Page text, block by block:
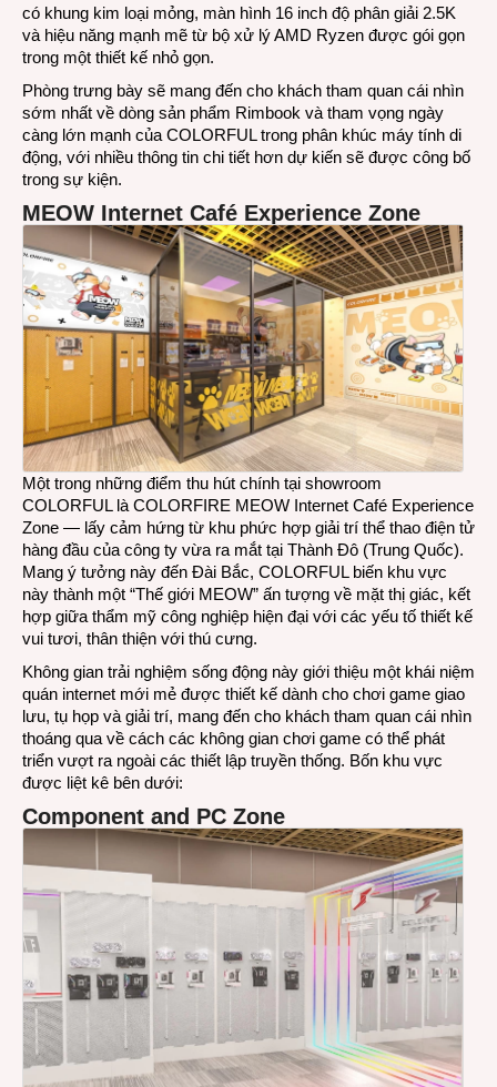
có khung kim loại mỏng, màn hình 16 inch độ phân giải 2.5K
và hiệu năng mạnh mẽ từ bộ xử lý AMD Ryzen được gói gọn
trong một thiết kế nhỏ gọn.
Phòng trưng bày sẽ mang đến cho khách tham quan cái nhìn
sớm nhất về dòng sản phẩm Rimbook và tham vọng ngày
càng lớn mạnh của COLORFUL trong phân khúc máy tính di
động, với nhiều thông tin chi tiết hơn dự kiến ​​sẽ được công bố
trong sự kiện.
MEOW Internet Café Experience Zone
Một trong những điểm thu hút chính tại showroom
COLORFUL là COLORFIRE MEOW Internet Café Experience
Zone — lấy cảm hứng từ khu phức hợp giải trí thể thao điện tử
hàng đầu của công ty vừa ra mắt tại Thành Đô (Trung Quốc).
Mang ý tưởng này đến Đài Bắc, COLORFUL biến khu vực
này thành một “Thế giới MEOW” ấn tượng về mặt thị giác, kết
hợp giữa thẩm mỹ công nghiệp hiện đại với các yếu tố thiết kế
vui tươi, thân thiện với thú cưng.
Không gian trải nghiệm sống động này giới thiệu một khái niệm
quán internet mới mẻ được thiết kế dành cho chơi game giao
lưu, tụ họp và giải trí, mang đến cho khách tham quan cái nhìn
thoáng qua về cách các không gian chơi game có thể phát
triển vượt ra ngoài các thiết lập truyền thống. Bốn khu vực
được liệt kê bên dưới:
Component and PC Zone